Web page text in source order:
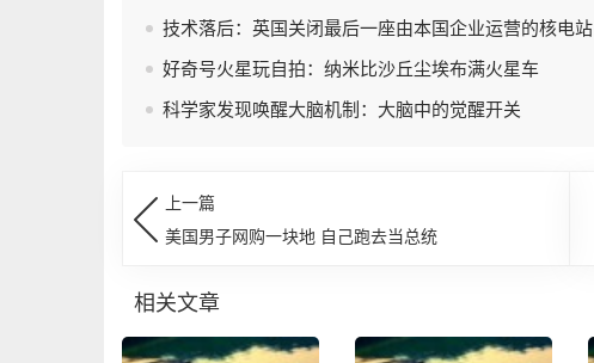
技术落后：英国关闭最后一座由本国企业运营的核电站
好奇号火星玩自拍：纳米比沙丘尘埃布满火星车
科学家发现唤醒大脑机制：大脑中的觉醒开关
上一篇
美国男子网购一块地 自己跑去当总统
相关文章